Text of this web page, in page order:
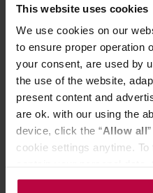
This website uses cookies
We use cookies on our
to ensure proper operation
your consent, are used by
the use of the website,
present content and
are ok. with our using the
device, click the “Allow all
cookie settings anytime.
the controller’s (namely,
Loveramics - Urban Glass